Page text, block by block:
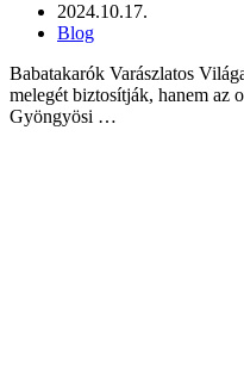
2024.10.17.
Blog
Babatakarók Varászlatos
melegét biztosítják, hanem az
Gyöngyösi …